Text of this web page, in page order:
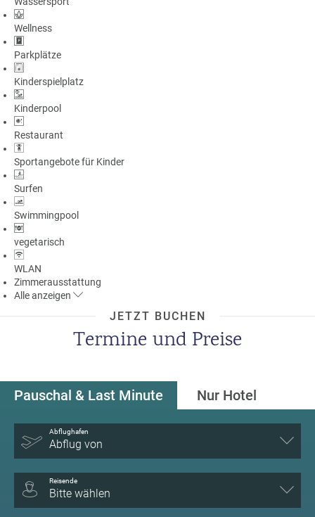
Wellness
Parkplätze
Kinderspielplatz
Kinderpool
Restaurant
Sportangebote für Kinder
Surfen
Swimmingpool
vegetarisch
WLAN
Zimmerausstattung
Alleanzeigen
JETZT BUCHEN
Termine und Preise
Pauschal & Last Minute Nur Hotel
Abflughafen
Abflug von
Reisende
Bitte wählen